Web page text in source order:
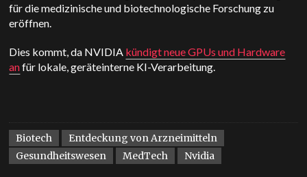
für die medizinische und biotechnologische Forschung zu
eröffnen.
Dies kommt, da NVIDIA kündigt neue GPUs und Hardware
anfür lokale, geräteinterne KI-Verarbeitung.
Biotech
Entdeckung von Arzneimitteln
Gesundheitswesen
MedTech Nvidia